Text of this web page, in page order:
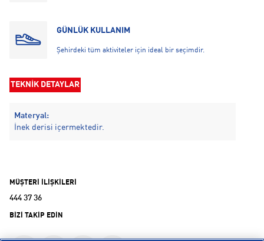
GÜNLÜK KULLANIM
Şehirdeki tüm aktiviteler için ideal bir seçimdir.
TEKNİK DETAYLAR
Materyal:
İnek derisi içermektedir.
MÜŞTERİ İLİŞKİLERİ
444 37 36
BİZİ TAKİP EDİN